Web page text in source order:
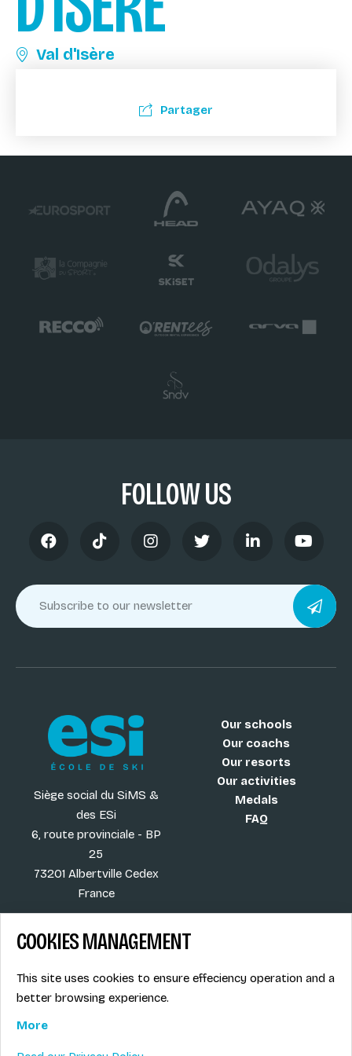
Val d'Isère
Partager
FOLLOW US
Siège social du SiMS &
des ESi
6, route provinciale - BP
25
73201 Albertville Cedex
France
Our schools
Our coachs
Our resorts
Our activities
Medals
FAQ
More
Job offers
Ski instructors union
Legal info
COOKIES MANAGEMENT
This site uses cookies to ensure effeciency operation and a
better browsing experience.
More